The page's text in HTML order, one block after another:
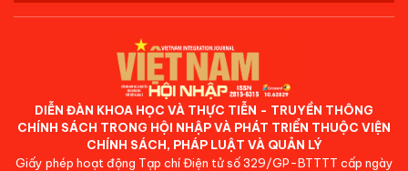
DIỄN ĐÀN KHOA HỌC VÀ THỰC TIỄN - TRUYỀN THÔNG
CHÍNH SÁCH TRONG HỘI NHẬP VÀ PHÁT TRIỂN THUỘC VIỆN
CHÍNH SÁCH, PHÁP LUẬT VÀ QUẢN LÝ
Giấy phép hoạt động Tạp chí Điện tử số 329/GP-BTTTT cấp ngày